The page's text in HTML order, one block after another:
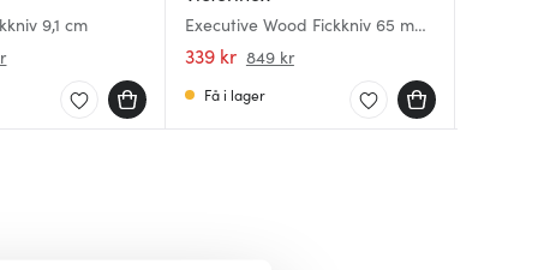
9,1 cm
Executive Wood Fickkniv 65 mm
Brun
339 kr 849 kr
Få i lager